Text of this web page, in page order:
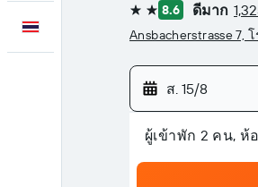
2 ดาว8.6 ดีมาก
Ansbacherstrasse 7,
ส. 15/8
ผู้เข้าพัก 2 คน, ห้อ